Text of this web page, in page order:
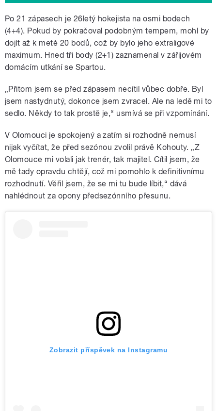
Po 21 zápasech je 26letý hokejista na osmi bodech
(4+4). Pokud by pokračoval podobným tempem, mohl by
dojít až k metě 20 bodů, což by bylo jeho extraligové
maximum. Hned tři body (2+1) zaznamenal v zářijovém
domácím utkání se Spartou.
„Přitom jsem se před zápasem necítil vůbec dobře. Byl
jsem nastydnutý, dokonce jsem zvracel. Ale na ledě mi to
sedlo. Někdy to tak prostě je,“ usmívá se při vzpomínání.
V Olomouci je spokojený a zatím si rozhodně nemusí
nijak vyčítat, že před sezónou zvolil právě Kohouty. „Z
Olomouce mi volali jak trenér, tak majitel. Cítil jsem, že
mě tady opravdu chtějí, což mi pomohlo k definitivnímu
rozhodnutí. Věřil jsem, že se mi tu bude líbit,“ dává
nahlédnout za opony předsezónního přesunu.
Zobrazit příspěvek na Instagramu